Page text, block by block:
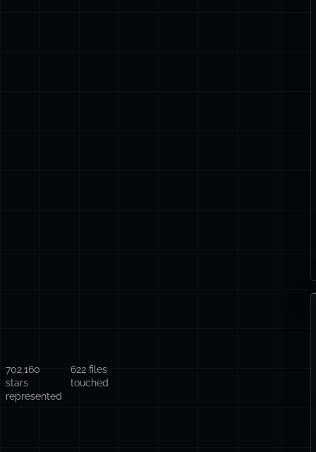
702,160
stars
represented
622 files
touched